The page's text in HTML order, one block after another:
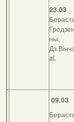
23.03
ны,
al.
09.03